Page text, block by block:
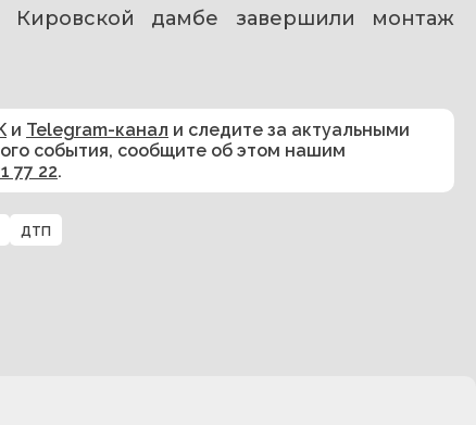
дамбе завершили монтаж
и Telegram-канал и следите за актуальными
события, сообщите об этом нашим
77 22.
дтп